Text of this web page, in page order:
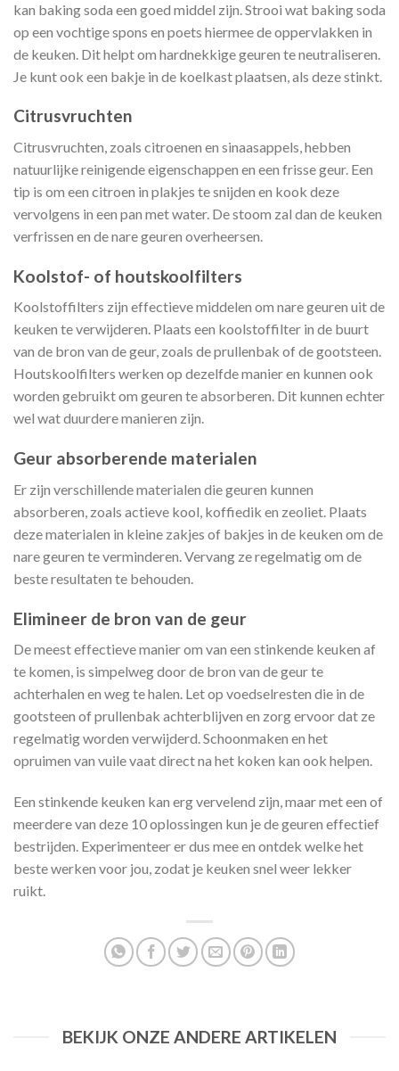
kan baking soda een goed middel zijn. Strooi wat baking soda
op een vochtige spons en poets hiermee de oppervlakken in
de keuken. Dit helpt om hardnekkige geuren te neutraliseren.
Je kunt ook een bakje in de koelkast plaatsen, als deze stinkt.
Citrusvruchten
Citrusvruchten, zoals citroenen en sinaasappels, hebben
natuurlijke reinigende eigenschappen en een frisse geur. Een
tip is om een citroen in plakjes te snijden en kook deze
vervolgens in een pan met water. De stoom zal dan de keuken
verfrissen en de nare geuren overheersen.
Koolstof- of houtskoolfilters
Koolstoffilters zijn effectieve middelen om nare geuren uit de
keuken te verwijderen. Plaats een koolstoffilter in de buurt
van de bron van de geur, zoals de prullenbak of de gootsteen.
Houtskoolfilters werken op dezelfde manier en kunnen ook
worden gebruikt om geuren te absorberen. Dit kunnen echter
wel wat duurdere manieren zijn.
Geur absorberende materialen
Er zijn verschillende materialen die geuren kunnen
absorberen, zoals actieve kool, koffiedik en zeoliet. Plaats
deze materialen in kleine zakjes of bakjes in de keuken om de
nare geuren te verminderen. Vervang ze regelmatig om de
beste resultaten te behouden.
Elimineer de bron van de geur
De meest effectieve manier om van een stinkende keuken af
te komen, is simpelweg door de bron van de geur te
achterhalen en weg te halen. Let op voedselresten die in de
gootsteen of prullenbak achterblijven en zorg ervoor dat ze
regelmatig worden verwijderd. Schoonmaken en het
opruimen van vuile vaat direct na het koken kan ook helpen.
Een stinkende keuken kan erg vervelend zijn, maar met een of
meerdere van deze 10 oplossingen kun je de geuren effectief
bestrijden. Experimenteer er dus mee en ontdek welke het
beste werken voor jou, zodat je keuken snel weer lekker
ruikt.
BEKIJK ONZE ANDERE ARTIKELEN